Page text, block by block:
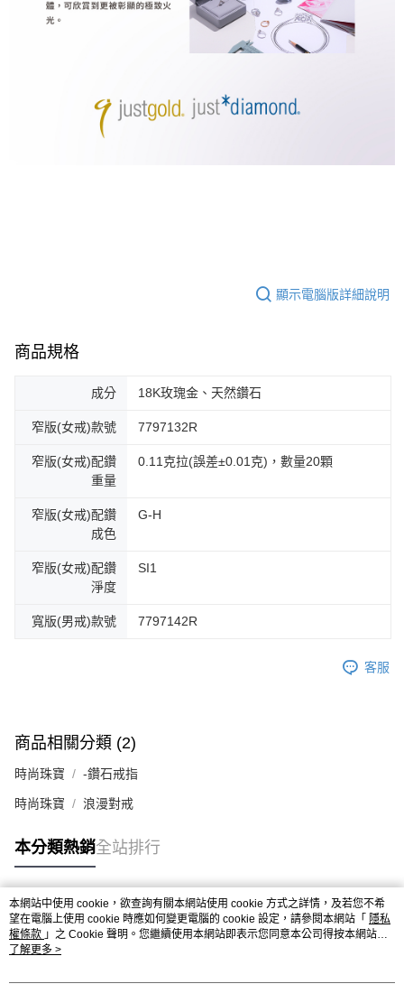
顯示電腦版詳細說明
商品規格
成分 18K玫瑰金、天然鑽石
窄版(女戒)款號 7797132R
窄版(女戒)配鑽
重量
0.11克拉(誤差±0.01克)，數量20顆
窄版(女戒)配鑽
成色
G-H
窄版(女戒)配鑽
淨度
SI1
寬版(男戒)款號 7797142R
客服
商品相關分類 (2)
時尚珠寶 -鑽石戒指
時尚珠寶 浪漫對戒
本分類熱銷全站排行
熱門標籤
本網站中使用 cookie，欲查詢有關本網站使用 cookie 方式之詳情，及若您不希
望在電腦上使用 cookie 時應如何變更電腦的 cookie 設定，請參閱本網站「 隱私
權條款 」之 Cookie 聲明。您繼續使用本網站即表示您同意本公司得按本網站使
用條款之 Cookie 聲明使用 cookie。
了解更多 >